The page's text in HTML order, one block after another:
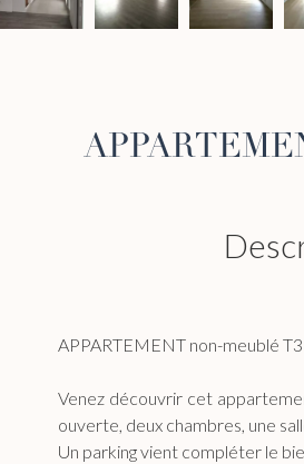
APPARTEMENT non-meublé
Venez découvrir cet
ouverte, deux chambres, une
Un parking vient compléter le